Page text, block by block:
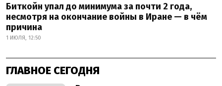
Биткойн упал до минимума за почти 2 года,
несмотря на окончание войны в Иране — в чём
причина
1 ИЮЛЯ, 12:50
ГЛАВНОЕ СЕГОДНЯ